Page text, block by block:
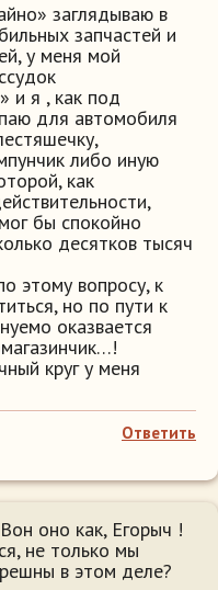
заглядываю в
запчастей и
у меня мой
и я , как под
для автомобиля
либо иную
как
бы спокойно
десятков тысяч
этому вопросу, к
но по пути к
оказвается
круг у меня
Ответить
оно как, Егорыч !
не только мы
в этом деле?